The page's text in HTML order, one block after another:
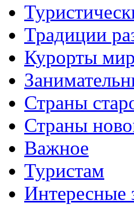
Традиции
Курорты
Страны
Страны
Важное
Туристам
Интересные